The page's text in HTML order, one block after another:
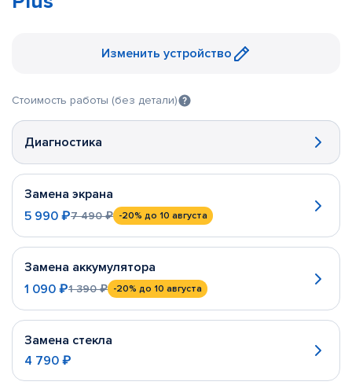
Изменить устройство
Стоимость работы (без детали)
Диагностика
Замена экрана
5 990 ₽7 490 ₽ -20% до 10 августа
Замена аккумулятора
1 090 ₽1 390 ₽ -20% до 10 августа
Замена стекла
4 790 ₽